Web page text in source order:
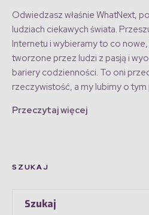
Odwiedzasz właśnie WhatNext,
ludziach ciekawych świata.
Internetu i wybieramy to co
tworzone przez ludzi z pasją i
bariery codzienności. To oni
rzeczywistość, a my lubimy o tym
Przeczytaj więcej
SZUKAJ